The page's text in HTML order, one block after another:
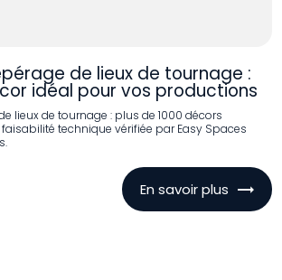
de lieux de tournage :
idéal pour vos productions
lieux de tournage : plus de 1000 décors
technique vérifiée par Easy Spaces
En savoir plus